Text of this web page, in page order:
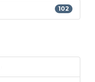
102